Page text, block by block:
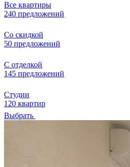
Все квартиры
240 предложений
Со скидкой
50 предложений
С отделкой
145 предложений
Студии
120 квартир
Выбрать